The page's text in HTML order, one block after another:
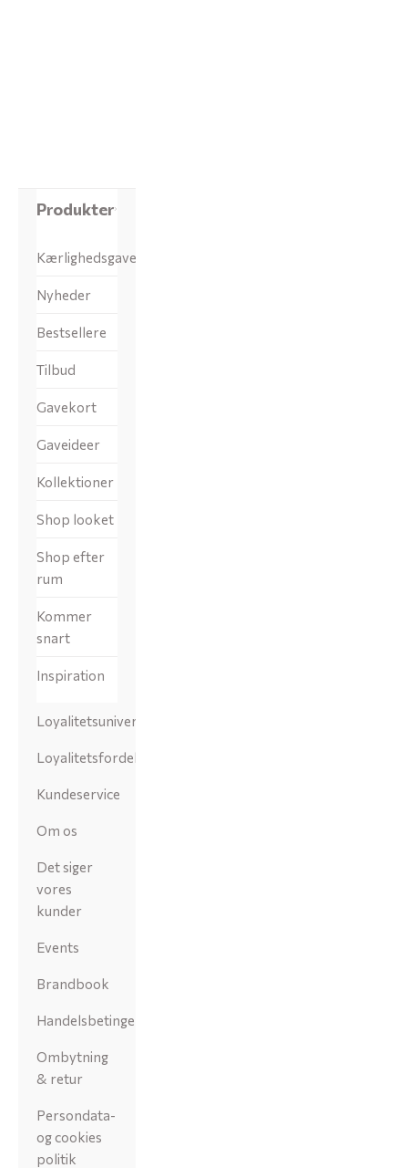
Produkter
Kærlighedsgaver
Nyheder
Bestsellere
Tilbud
Gavekort
Gaveideer
Kollektioner
Shop looket
Shop efter
rum
Kommer
snart
Inspiration
Loyalitetsunivers
Loyalitetsfordele
Kundeservice
Om os
Det siger
vores
kunder
Events
Brandbook
Handelsbetingelser
Ombytning
& retur
Persondata-
og cookies
politik